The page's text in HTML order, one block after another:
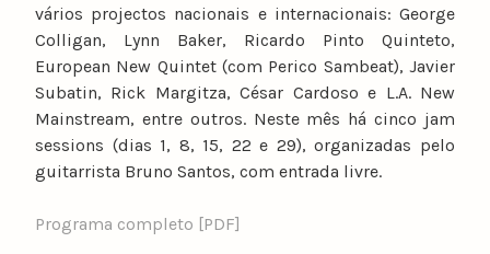
vários projectos nacionais e internacionais: George
Colligan, Lynn Baker, Ricardo Pinto Quinteto,
European New Quintet (com Perico Sambeat), Javier
Subatin, Rick Margitza, César Cardoso e L.A. New
Mainstream, entre outros. Neste mês há cinco jam
sessions (dias 1, 8, 15, 22 e 29), organizadas pelo
guitarrista Bruno Santos, com entrada livre.
Programa completo [PDF]